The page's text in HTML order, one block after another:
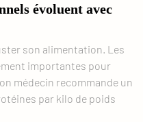
évoluent avec
son alimentation. Les
importantes pour
médecin recommande un
par kilo de poids